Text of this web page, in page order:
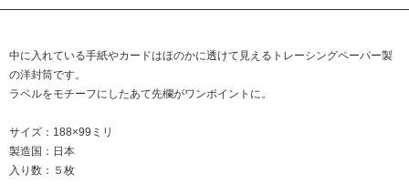
中に入れている手紙やカードはほのかに透けて見えるトレーシングペーパー製
の洋封筒です。
ラベルをモチーフにしたあて先欄がワンポイントに。
サイズ：188×99ミリ
製造国：日本
入り数：５枚